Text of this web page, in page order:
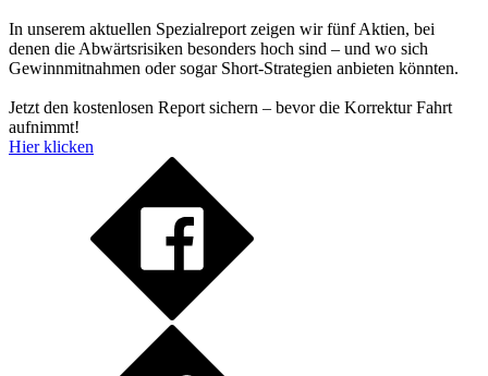
In unserem aktuellen Spezialreport zeigen wir fünf Aktien, bei
denen die Abwärtsrisiken besonders hoch sind – und wo sich
Gewinnmitnahmen oder sogar Short-Strategien anbieten könnten.
Jetzt den kostenlosen Report sichern – bevor die Korrektur Fahrt
aufnimmt!
Hier klicken